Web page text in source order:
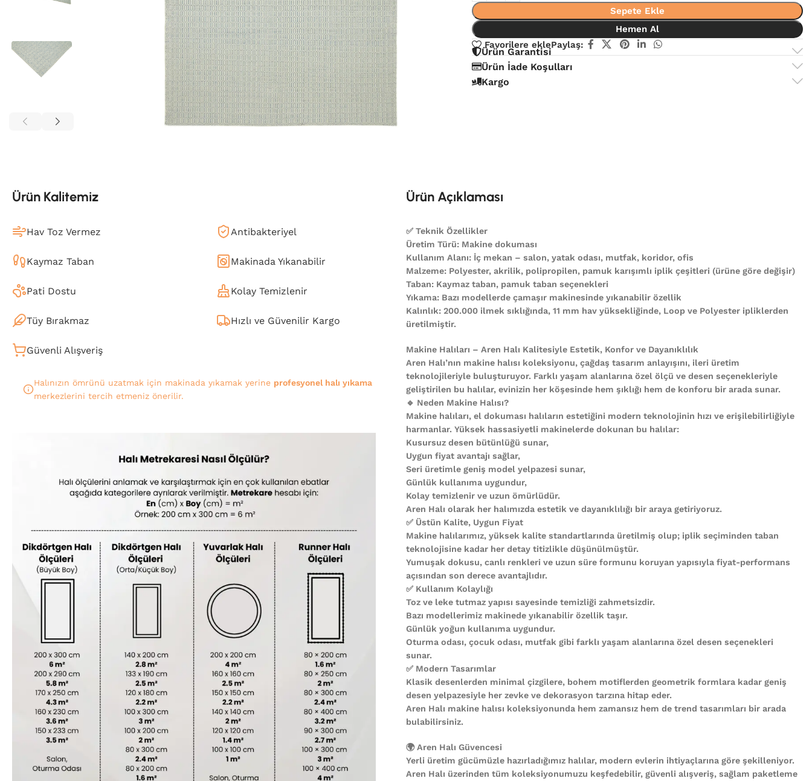
Sepete Ekle
Hemen Al
Favorilere eklePaylaş:
Ürün Garantisi
Ürün İade Koşulları
Kargo
Ürün Kalitemiz
Hav Toz Vermez Antibakteriyel
Kaymaz Taban Makinada Yıkanabilir
Pati Dostu Kolay Temizlenir
Tüy Bırakmaz Hızlı ve Güvenilir Kargo
Güvenli Alışveriş
Halınızın ömrünü uzatmak için makinada yıkamak yerine profesyonel halı yıkama
merkezlerini tercih etmeniz önerilir.
Ürün Açıklaması
✅ Teknik Özellikler
Üretim Türü: Makine dokuması
Kullanım Alanı: İç mekan – salon, yatak odası, mutfak, koridor, ofis
Malzeme: Polyester, akrilik, polipropilen, pamuk karışımlı iplik çeşitleri (ürüne göre değişir)
Taban: Kaymaz taban, pamuk taban seçenekleri
Yıkama: Bazı modellerde çamaşır makinesinde yıkanabilir özellik
Kalınlık: 200.000 ilmek sıklığında, 11 mm hav yüksekliğinde, Loop ve Polyester ipliklerden
üretilmiştir.
Makine Halıları – Aren Halı Kalitesiyle Estetik, Konfor ve Dayanıklılık
Aren Halı’nın makine halısı koleksiyonu, çağdaş tasarım anlayışını, ileri üretim
teknolojileriyle buluşturuyor. Farklı yaşam alanlarına özel ölçü ve desen seçenekleriyle
geliştirilen bu halılar, evinizin her köşesinde hem şıklığı hem de konforu bir arada sunar.
🔹 Neden Makine Halısı?
Makine halıları, el dokuması halıların estetiğini modern teknolojinin hızı ve erişilebilirliğiyle
harmanlar. Yüksek hassasiyetli makinelerde dokunan bu halılar:
Kusursuz desen bütünlüğü sunar,
Uygun fiyat avantajı sağlar,
Seri üretimle geniş model yelpazesi sunar,
Günlük kullanıma uygundur,
Kolay temizlenir ve uzun ömürlüdür.
Aren Halı olarak her halımızda estetik ve dayanıklılığı bir araya getiriyoruz.
✅ Üstün Kalite, Uygun Fiyat
Makine halılarımız, yüksek kalite standartlarında üretilmiş olup; iplik seçiminden taban
teknolojisine kadar her detay titizlikle düşünülmüştür.
Yumuşak dokusu, canlı renkleri ve uzun süre formunu koruyan yapısıyla fiyat-performans
açısından son derece avantajlıdır.
✅ Kullanım Kolaylığı
Toz ve leke tutmaz yapısı sayesinde temizliği zahmetsizdir.
Bazı modellerimiz makinede yıkanabilir özellik taşır.
Günlük yoğun kullanıma uygundur.
Oturma odası, çocuk odası, mutfak gibi farklı yaşam alanlarına özel desen seçenekleri
sunar.
✅ Modern Tasarımlar
Klasik desenlerden minimal çizgilere, bohem motiflerden geometrik formlara kadar geniş
desen yelpazesiyle her zevke ve dekorasyon tarzına hitap eder.
Aren Halı makine halısı koleksiyonunda hem zamansız hem de trend tasarımları bir arada
bulabilirsiniz.
🌍 Aren Halı Güvencesi
Yerli üretim gücümüzle hazırladığımız halılar, modern evlerin ihtiyaçlarına göre şekilleniyor.
Aren Halı üzerinden tüm koleksiyonumuzu keşfedebilir, güvenli alışveriş, sağlam paketleme